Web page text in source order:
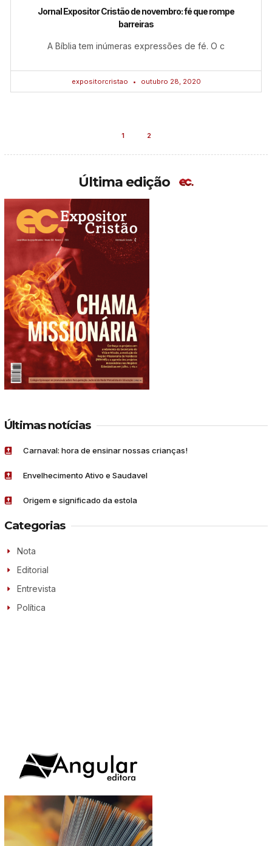
Jornal Expositor Cristão de novembro: fé que rompe
barreiras
A Bíblia tem inúmeras expressões de fé. O c
expositorcristao outubro 28, 2020
1 2
Última edição
Últimas notícias
Carnaval: hora de ensinar nossas crianças!
Envelhecimento Ativo e Saudavel
Origem e significado da estola
Categorias
Nota
Editorial
Entrevista
Política